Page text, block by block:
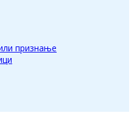
признање